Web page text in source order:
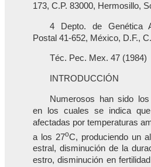
173, C.P. 83000, Hermosillo,
4 Depto. de Genética
Postal 41-652, México, D.F.,
Téc. Pec. Mex. 47 (1984)
INTRODUCCIÓN
Numerosos han sido
en los cuales se indica
afectadas por temperaturas
a los 27oC, produciendo un
estral, disminución de la
estro, disminución en